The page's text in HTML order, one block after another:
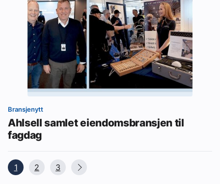
Bransjenytt
Ahlsell samlet eiendomsbransjen til
fagdag
1 2 3